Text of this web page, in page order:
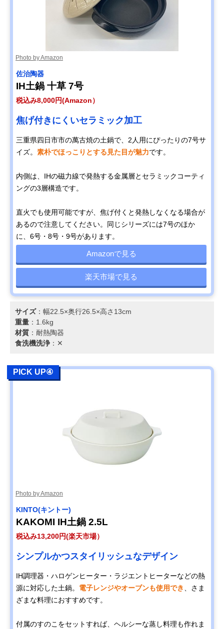
Photo by Amazon
佐治陶器
IH土鍋 十草 7号
税込み8,000円(Amazon）
焦げ付きにくいセラミック加工
三重県四日市市の萬古焼の土鍋で、2人用にぴったりの7号サ
イズ。 素朴でほっこりとする見た目が魅力です。
内側は、IHの磁力線で発熱する金属層とセラミックコーティ
ングの3層構造です。
直火でも使用可能ですが、焦げ付くと発熱しなくなる場合が
あるので注意してください。同じシリーズには7号のほか
に、6号・8号・9号があります。
Amazonで見る
楽天市場で見る
サイズ：幅22.5×奥行26.5×高さ13cm
重量 ：1.6kg
材質 ：耐熱陶器
食洗機洗浄 ：✕
PICK UP④
Photo by Amazon
KINTO(キントー)
KAKOMI IH土鍋 2.5L
税込み13,200円(楽天市場）
シンプルかつスタイリッシュなデザイン
IH調理器・ハロゲンヒーター・ラジエントヒーターなどの熱
源に対応した土鍋。 電子レンジやオーブンも使用でき
、さま
ざまな料理におすすめです。
付属のすのこをセットすれば、ヘルシーな蒸し料理も作れま